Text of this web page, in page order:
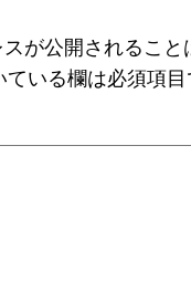
スが公開されること
ている欄は必須項目